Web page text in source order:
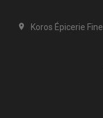
 Koros Épicerie Fine